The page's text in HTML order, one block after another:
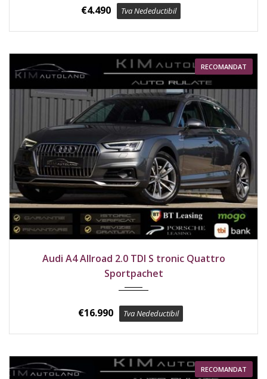
€4.490 Tva Nedeductibil
RECOMANDAT
Audi A4 Allroad 2.0 TDI S tronic Quattro
Sportpachet
€16.990 Tva Nedeductibil
RECOMANDAT